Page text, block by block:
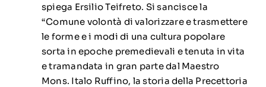
spiega Ersilio Teifreto. Si sancisce la
“Comune volontà di valorizzare e trasmettere
le forme e i modi di una cultura popolare
sorta in epoche premedievali e tenuta in vita
e tramandata in gran parte dal Maestro
Mons. Italo Ruffino, la storia della Precettoria